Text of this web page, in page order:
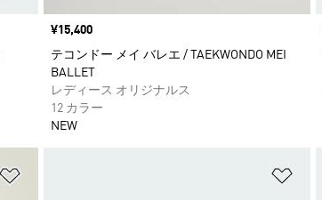
価格
¥15,400
テコンドー メイ バレエ / TAEKWONDO MEI
BALLET
レディース オリジナルス
12 カラー
NEW